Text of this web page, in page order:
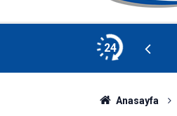
24
Anasayfa